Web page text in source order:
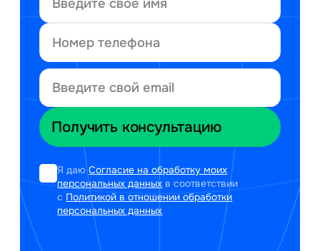
Я даюСогласие на обработку моих
персональных данных в соответствии
с Политикой в отношении обработки
персональных данных